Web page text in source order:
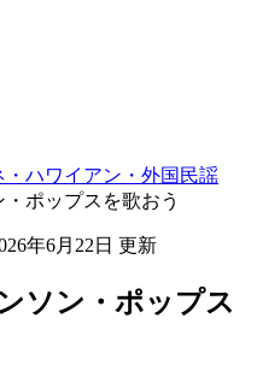
ハワイアン・外国民謡
ポップスを歌おう
年6月22日 更新
ソン・ポップス